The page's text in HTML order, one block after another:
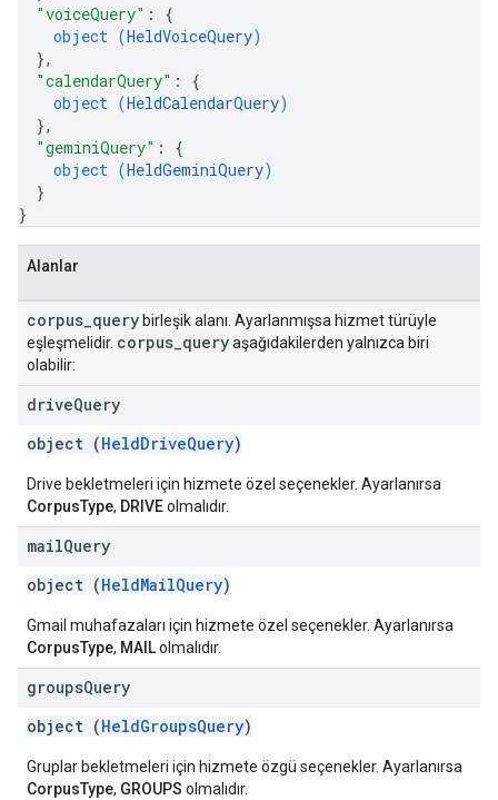
"voiceQuery" : {
object (HeldVoiceQuery)
},
"calendarQuery" : {
object (HeldCalendarQuery)
},
"geminiQuery" : {
object (HeldGeminiQuery)
}
}
Alanlar
corpus query birleşik alanı. Ayarlanmışsa hizmet türüyle
eşleşmelidir. corpus queryaşağıdakilerden yalnızca biri
olabilir:
driveQuery
object (HeldDriveQuery)
Drive bekletmeleri için hizmete özel seçenekler. Ayarlanırsa
CorpusType, DRIVEolmalıdır.
mailQuery
object (HeldMailQuery)
Gmail muhafazaları için hizmete özel seçenekler. Ayarlanırsa
CorpusType, MAILolmalıdır.
groupsQuery
object (HeldGroupsQuery)
Gruplar bekletmeleri için hizmete özgü seçenekler. Ayarlanırsa
CorpusType, GROUPS olmalıdır.